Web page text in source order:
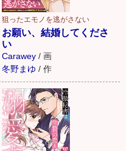
狙ったエモノを逃がさない
お願い、結婚してくださ
い
Carawey / 画
冬野まゆ / 作